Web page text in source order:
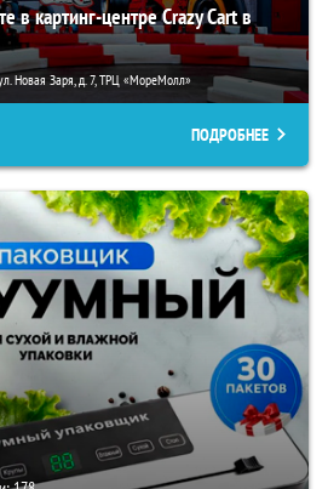
в картинг-центре Crazy Cart в
Новая Заря, д. 7, ТРЦ «МореМолл»
ПОДРОБНЕЕ